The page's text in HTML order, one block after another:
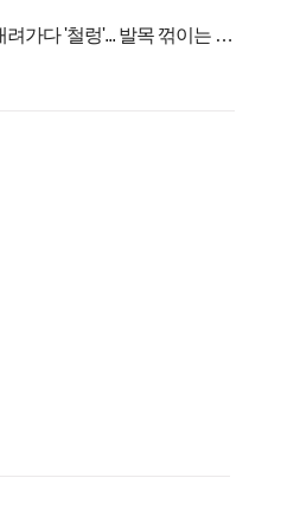
려가다 '철렁'... 발목 꺾이는 이